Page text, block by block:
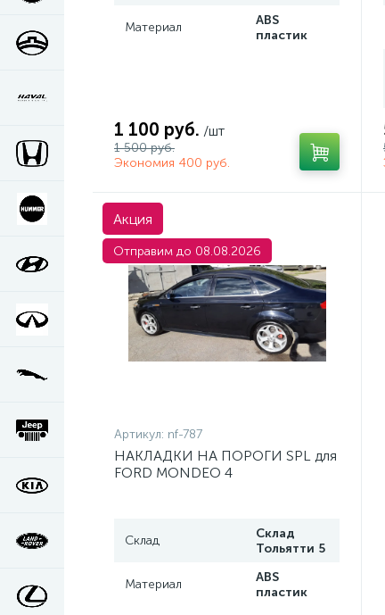
Материал
ABS
пластик
1 100 руб. /шт
1 500 руб.
Экономия 400 руб.
Акция
Отправим до 08.08.2026
Артикул: nf-787
НАКЛАДКИ НА ПОРОГИ SPL для
FORD MONDEO 4
Склад
Склад
Тольятти 5
Материал
ABS
пластик